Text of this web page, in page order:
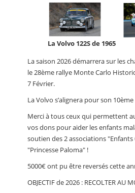
La Volvo 122S de 1965
La saison 2026 démarrera sur les
le 28ème rallye Monte Carlo
7 Février.
La Volvo s’alignera pour son 10ème
Merci à tous ceux qui permettent
vos dons pour aider les enfants
soutien des 2 associations "Enfants
"Princesse Paloma" !
5000€ ont pu être reversés cette
OBJECTIF de 2026 : RECOLTER AU